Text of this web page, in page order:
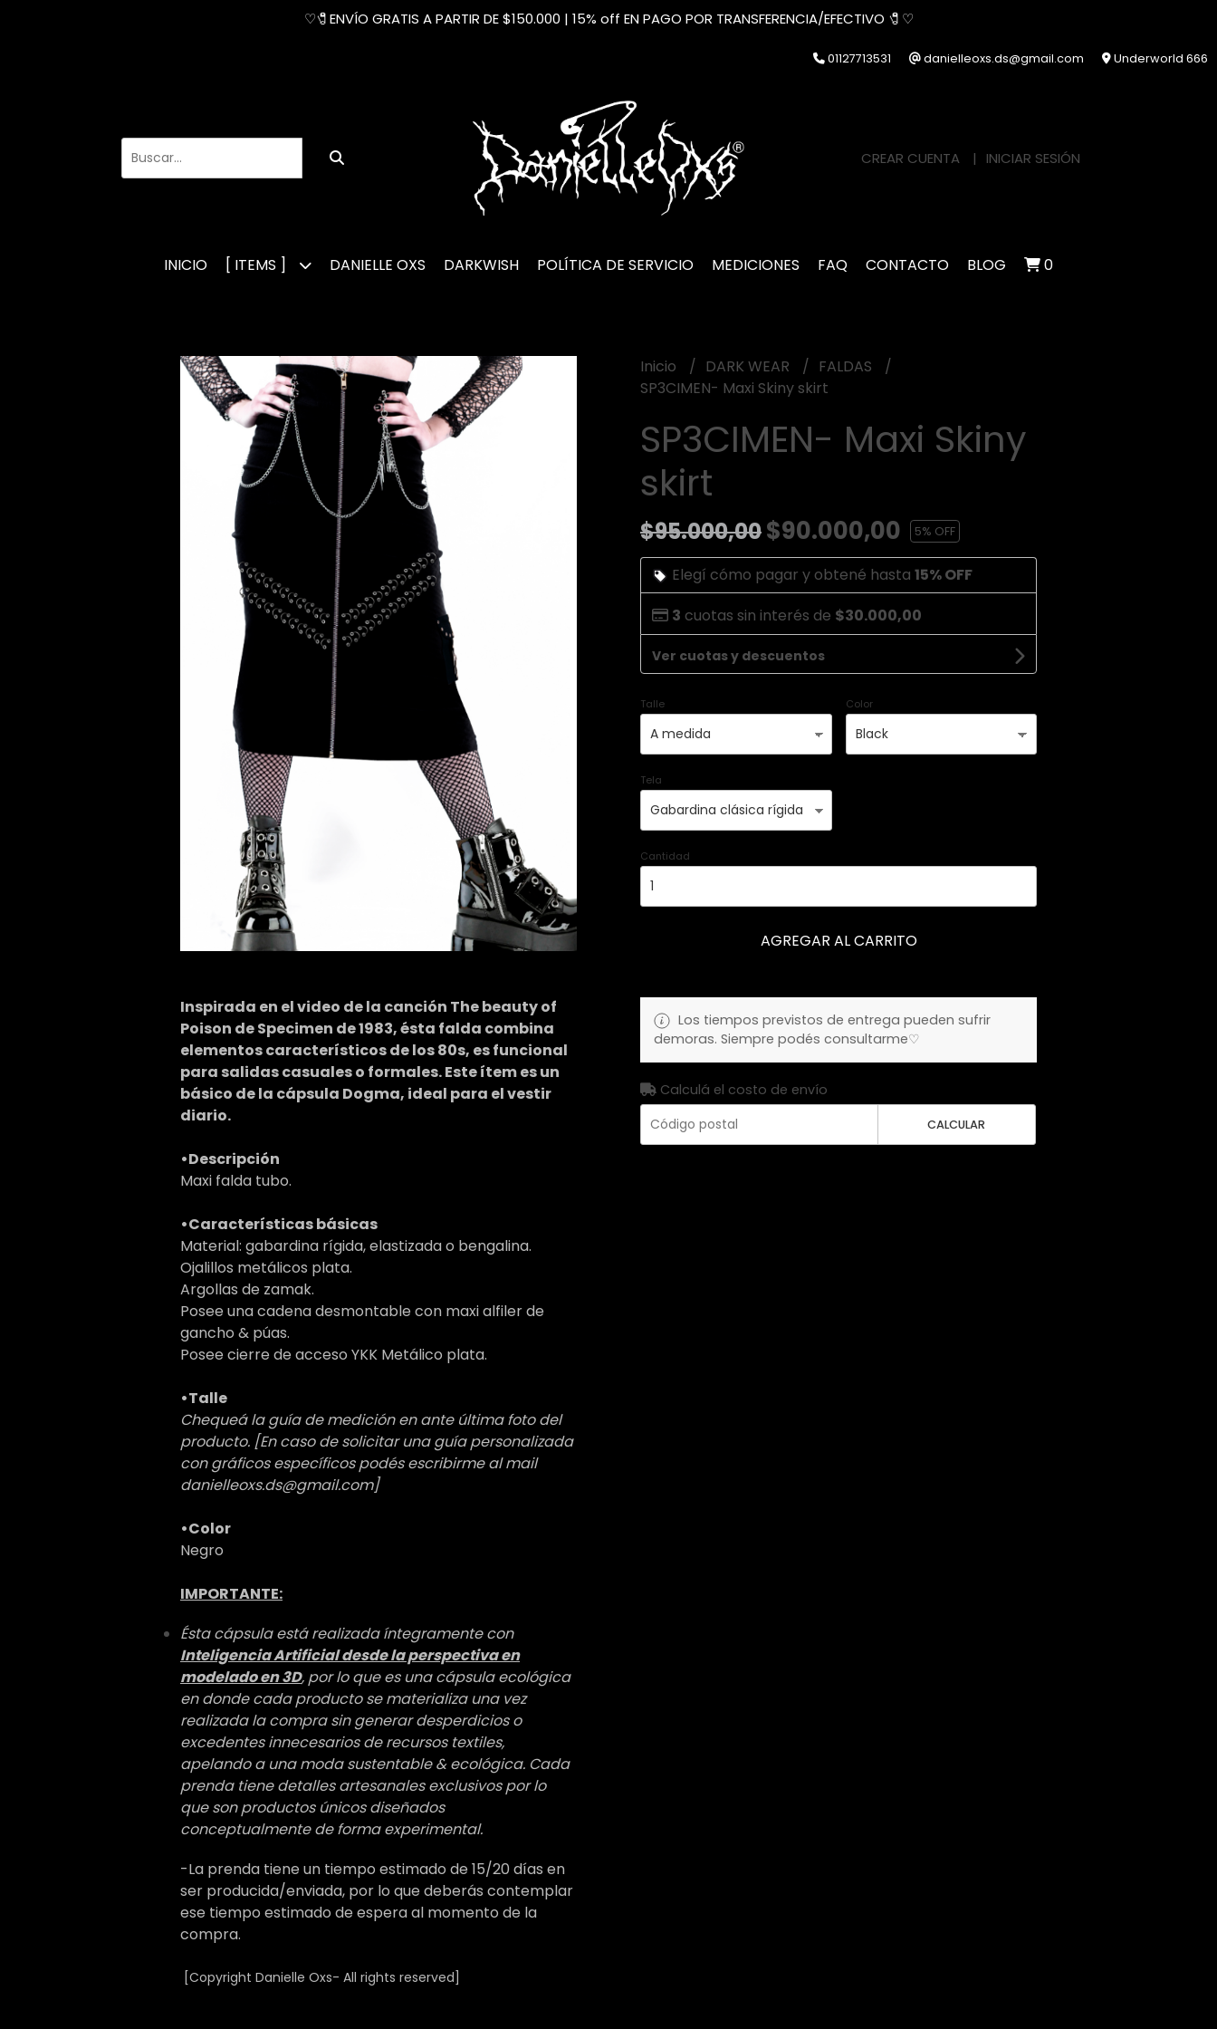
♡🧷ENVÍO GRATIS A PARTIR DE $150.000 | 15% off EN PAGO POR TRANSFERENCIA/EFECTIVO 🧷♡
01127713531 danielleoxs.ds@gmail.com Underworld 666
CREAR CUENTA INICIAR SESIÓN
INICIO [ ITEMS ] DANIELLE OXS DARKWISH POLÍTICA DE SERVICIO MEDICIONES FAQ CONTACTO BLOG 0
Inspirada en el video de la canción The beauty of
Poison de Specimen de 1983, ésta falda combina
elementos característicos de los 80s, es funcional
para salidas casuales o formales. Este ítem es un
básico de la cápsula Dogma, ideal para el vestir
diario.
•Descripción
Maxi falda tubo.
•Características básicas
Material: gabardina rígida, elastizada o bengalina.
Ojalillos metálicos plata.
Argollas de zamak.
Posee una cadena desmontable con maxi alfiler de
gancho & púas.
Posee cierre de acceso YKK Metálico plata.
•Talle
Chequeá la guía de medición en ante última foto del
producto. [En caso de solicitar una guía personalizada
con gráficos específicos podés escribirme al mail
danielleoxs.ds@gmail.com]
•Color
Negro
IMPORTANTE:
Ésta cápsula está realizada íntegramente con
Inteligencia Artificial desde la perspectiva en
modelado en 3D, por lo que es una cápsula ecológica
en donde cada producto se materializa una vez
realizada la compra sin generar desperdicios o
excedentes innecesarios de recursos textiles,
apelando a una moda sustentable & ecológica. Cada
prenda tiene detalles artesanales exclusivos por lo
que son productos únicos diseñados
conceptualmente de forma experimental.
-La prenda tiene un tiempo estimado de 15/20 días en
ser producida/enviada, por lo que deberás contemplar
ese tiempo estimado de espera al momento de la
compra.
[Copyright Danielle Oxs- All rights reserved]
Inicio DARK WEAR
FALDAS
SP3CIMEN- Maxi Skiny skirt
SP3CIMEN- Maxi Skiny
skirt
$95.000,00$90.000,00 5% OFF
Elegí cómo pagar y obtené hasta 15% OFF
3 cuotas sin interés de $30.000,00
Ver cuotas y descuentos
Talle Color
Tela
Cantidad
AGREGAR AL CARRITO
Los tiempos previstos de entrega pueden sufrir
demoras. Siempre podés consultarme♡
Calculá el costo de envío
CALCULAR